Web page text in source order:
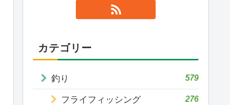
カテゴリー
釣り 579
フライフィッシング 276